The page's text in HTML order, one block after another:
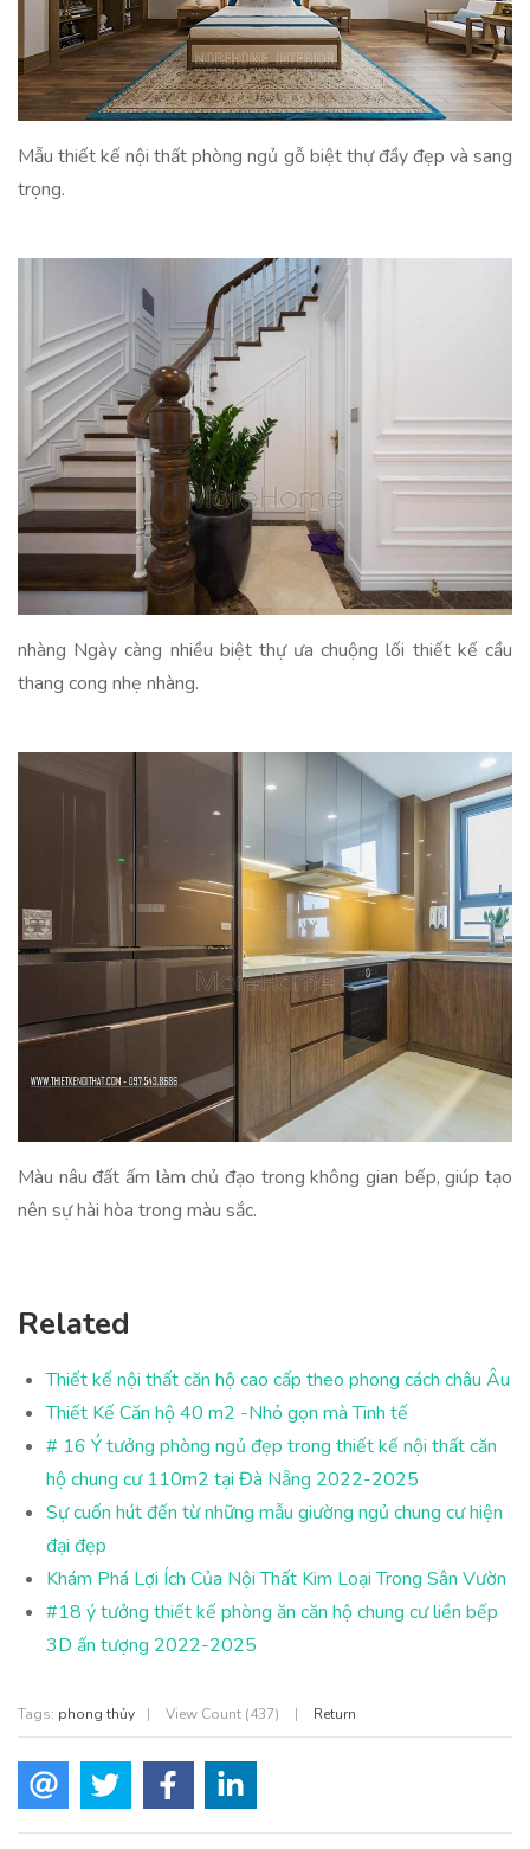
Mẫu thiết kế nội thất phòng ngủ gỗ biệt thự đầy đẹp và sang
trọng.
nhàng Ngày càng nhiều biệt thự ưa chuộng lối thiết kế cầu
thang cong nhẹ nhàng.
Màu nâu đất ấm làm chủ đạo trong không gian bếp, giúp tạo
nên sự hài hòa trong màu sắc.
Related
Thiết kế nội thất căn hộ cao cấp theo phong cách châu Âu
Thiết Kế Căn hộ 40 m2 -Nhỏ gọn mà Tinh tế
# 16 Ý tưởng phòng ngủ đẹp trong thiết kế nội thất căn
hộ chung cư 110m2 tại Đà Nẵng 2022-2025
Sự cuốn hút đến từ những mẫu giường ngủ chung cư hiện
đại đẹp
Khám Phá Lợi Ích Của Nội Thất Kim Loại Trong Sân Vườn
#18 ý tưởng thiết kế phòng ăn căn hộ chung cư liền bếp
3D ấn tượng 2022-2025
Tags: phong thủy | View Count (437) | Return